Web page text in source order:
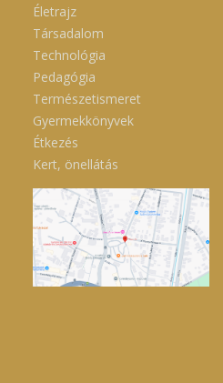
Életrajz
Társadalom
Technológia
Pedagógia
Természetismeret
Gyermekkönyvek
Étkezés
Kert, önellátás